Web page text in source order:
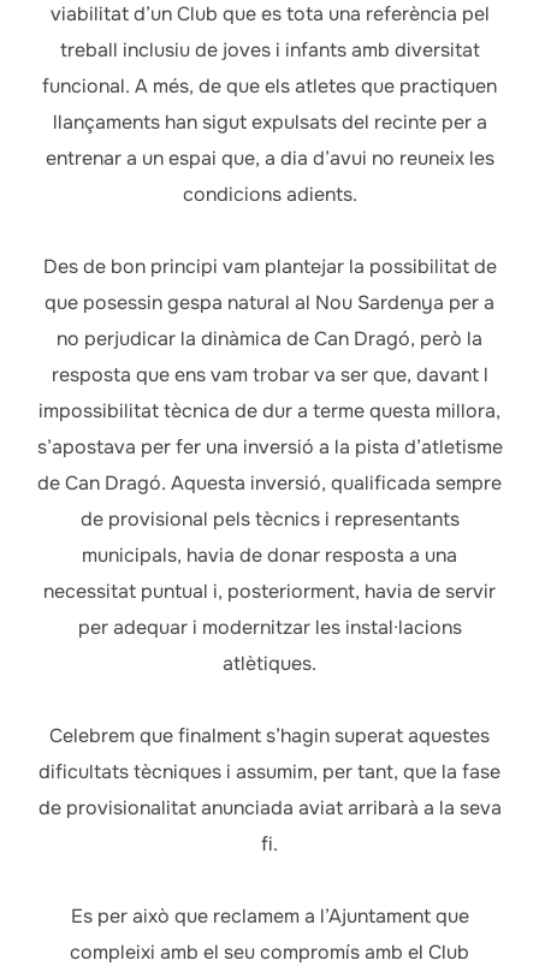
viabilitat d’un Club que es tota una referència pel
treball inclusiu de joves i infants amb diversitat
funcional. A més, de que els atletes que practiquen
llançaments han sigut expulsats del recinte per a
entrenar a un espai que, a dia d’avui no reuneix les
condicions adients.
Des de bon principi vam plantejar la possibilitat de
que posessin gespa natural al Nou Sardenya per a
no perjudicar la dinàmica de Can Dragó, però la
resposta que ens vam trobar va ser que, davant l
impossibilitat tècnica de dur a terme questa millora,
s’apostava per fer una inversió a la pista d’atletisme
de Can Dragó. Aquesta inversió, qualificada sempre
de provisional pels tècnics i representants
municipals, havia de donar resposta a una
necessitat puntual i, posteriorment, havia de servir
per adequar i modernitzar les instal·lacions
atlètiques.
Celebrem que finalment s’hagin superat aquestes
dificultats tècniques i assumim, per tant, que la fase
de provisionalitat anunciada aviat arribarà a la seva
fi.
Es per això que reclamem a l’Ajuntament que
compleixi amb el seu compromís amb el Club